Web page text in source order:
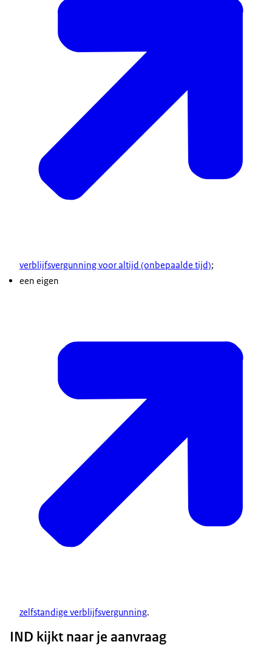
verblijfsvergunning voor altijd (onbepaalde tijd);
een eigen
zelfstandige verblijfsvergunning.
IND kijkt naar je aanvraag